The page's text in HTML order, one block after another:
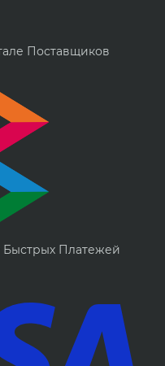
Поставщиков
Быстрых Платежей